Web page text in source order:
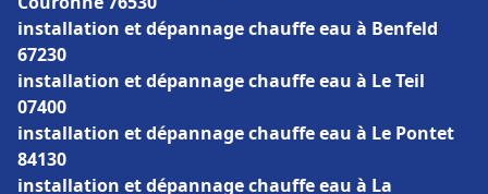
installation et dépannage chauffe eau à Benfeld
67230
installation et dépannage chauffe eau à Le Teil
07400
installation et dépannage chauffe eau à Le Pontet
84130
installation et dépannage chauffe eau à La